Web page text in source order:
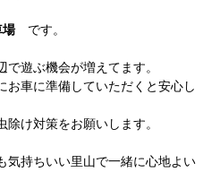
場です。
遊ぶ機会が増えてます。
お車に準備していただくと安心し
け対策をお願いします。
気持ちいい里山で一緒に心地よい